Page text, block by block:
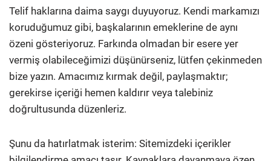
Telif haklarına daima saygı duyuyoruz. Kendi markamızı
koruduğumuz gibi, başkalarının emeklerine de aynı
özeni gösteriyoruz. Farkında olmadan bir esere yer
vermiş olabileceğimizi düşünürseniz, lütfen çekinmeden
bize yazın. Amacımız kırmak değil, paylaşmaktır;
gerekirse içeriği hemen kaldırır veya talebiniz
doğrultusunda düzenleriz.
Şunu da hatırlatmak isterim: Sitemizdeki içerikler